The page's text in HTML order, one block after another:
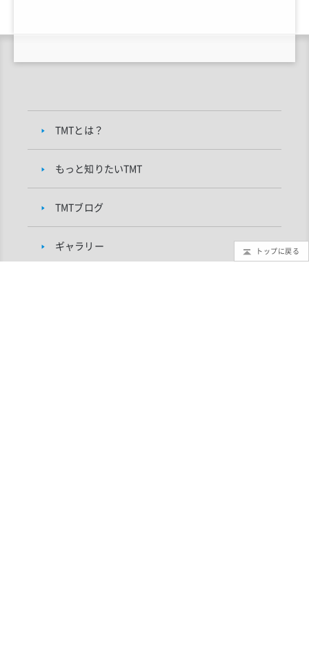
TMTとは？
もっと知りたいTMT
TMTブログ
ギャラリー トップに戻る